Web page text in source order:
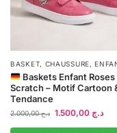
BASKET, CHAUSSURE,
Baskets Enfant Roses
Scratch – Motif Cartoon
Tendance
د.ج2.000,00 د.ج